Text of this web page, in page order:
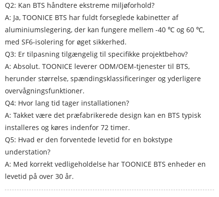
Q2: Kan BTS håndtere ekstreme miljøforhold?
A: Ja, TOONICE BTS har fuldt forseglede kabinetter af
aluminiumslegering, der kan fungere mellem -40 ℃ og 60 ℃,
med SF6-isolering for øget sikkerhed.
Q3: Er tilpasning tilgængelig til specifikke projektbehov?
A: Absolut. TOONICE leverer ODM/OEM-tjenester til BTS,
herunder størrelse, spændingsklassificeringer og yderligere
overvågningsfunktioner.
Q4: Hvor lang tid tager installationen?
A: Takket være det præfabrikerede design kan en BTS typisk
installeres og køres indenfor 72 timer.
Q5: Hvad er den forventede levetid for en bokstype
understation?
A: Med korrekt vedligeholdelse har TOONICE BTS enheder en
levetid på over 30 år.